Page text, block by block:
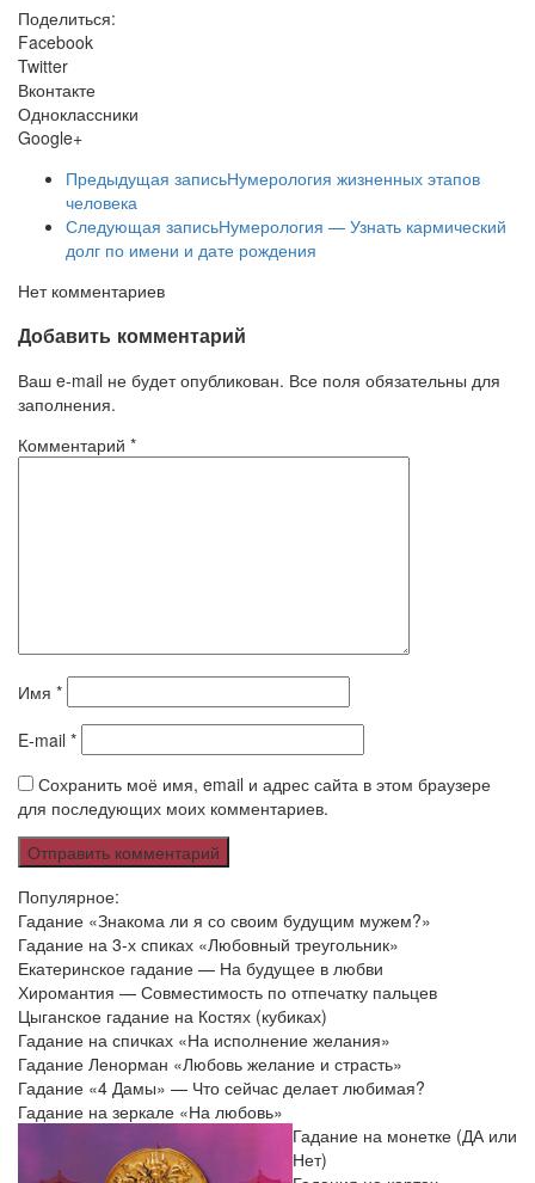
Поделиться:
Facebook
Twitter
Вконтакте
Одноклассники
Google+
Предыдущая записьНумерология жизненных этапов
человека
Следующая записьНумерология — Узнать кармический
долг по имени и дате рождения
Нет комментариев
Добавить комментарий
Ваш e-mail не будет опубликован. Все поля обязательны для
заполнения.
Комментарий *
Имя *
E-mail *
Сохранить моё имя, email и адрес сайта в этом браузере
для последующих моих комментариев.
Популярное:
Гадание «Знакома ли я со своим будущим мужем?»
Гадание на 3-х спиках «Любовный треугольник»
Екатеринское гадание — На будущее в любви
Хиромантия — Совместимость по отпечатку пальцев
Цыганское гадание на Костях (кубиках)
Гадание на спичках «На исполнение желания»
Гадание Ленорман «Любовь желание и страсть»
Гадание «4 Дамы» — Что сейчас делает любимая?
Гадание на зеркале «На любовь»
Гадание на монетке (ДА или
Нет)